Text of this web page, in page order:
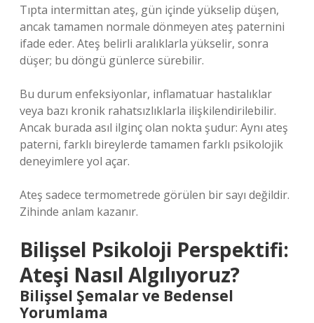
Tıpta intermittan ateş, gün içinde yükselip düşen,
ancak tamamen normale dönmeyen ateş paternini
ifade eder. Ateş belirli aralıklarla yükselir, sonra
düşer; bu döngü günlerce sürebilir.
Bu durum enfeksiyonlar, inflamatuar hastalıklar
veya bazı kronik rahatsızlıklarla ilişkilendirilebilir.
Ancak burada asıl ilginç olan nokta şudur: Aynı ateş
paterni, farklı bireylerde tamamen farklı psikolojik
deneyimlere yol açar.
Ateş sadece termometrede görülen bir sayı değildir.
Zihinde anlam kazanır.
Bilişsel Psikoloji Perspektifi:
Ateşi Nasıl Algılıyoruz?
Bilişsel Şemalar ve Bedensel
Yorumlama